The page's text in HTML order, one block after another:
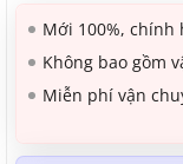
Mới 100%, chính
Không bao gồm
Miễn phí vận